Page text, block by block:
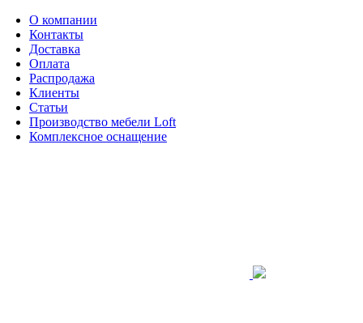
О компании
Контакты
Доставка
Оплата
Распродажа
Клиенты
Статьи
Производство мебели Loft
Комплексное оснащение